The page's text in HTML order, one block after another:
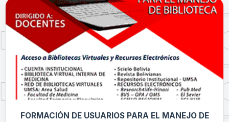
FORMACIÓN DE USUARIOS PARA EL MANEJO DE